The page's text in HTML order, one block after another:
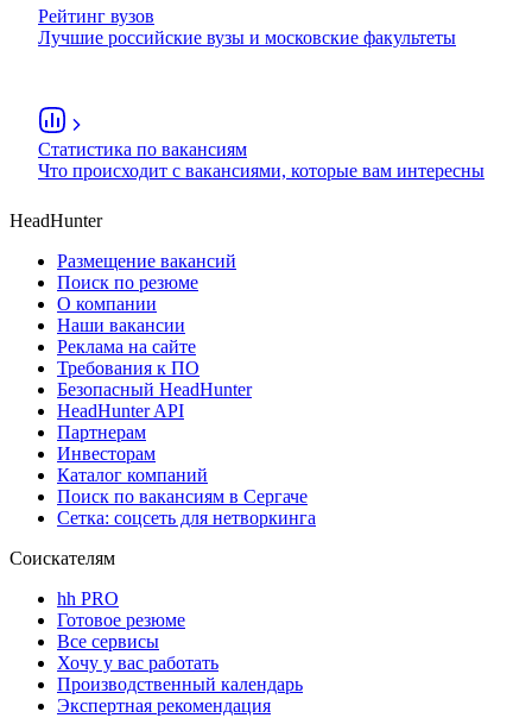
Рейтинг вузов
Лучшие российские вузы и московские факультеты
Статистика по вакансиям
Что происходит с вакансиями, которые вам интересны
HeadHunter
Размещение вакансий
Поиск по резюме
О компании
Наши вакансии
Реклама на сайте
Требования к ПО
Безопасный HeadHunter
HeadHunter API
Партнерам
Инвесторам
Каталог компаний
Поиск по вакансиям в Сергаче
Сетка: соцсеть для нетворкинга
Соискателям
hh PRO
Готовое резюме
Все сервисы
Хочу у вас работать
Производственный календарь
Экспертная рекомендация